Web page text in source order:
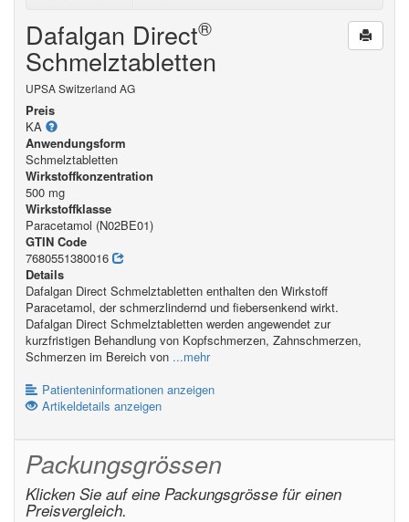
Dafalgan Direct®
Schmelztabletten
UPSA Switzerland AG
Preis
KA
Anwendungsform
Schmelztabletten
Wirkstoffkonzentration
500 mg
Wirkstoffklasse
Paracetamol (N02BE01)
GTIN Code
7680551380016
Details
Dafalgan Direct Schmelztabletten enthalten den Wirkstoff
Paracetamol, der schmerzlindernd und fiebersenkend wirkt.
Dafalgan Direct Schmelztabletten werden angewendet zur
kurzfristigen Behandlung von Kopfschmerzen, Zahnschmerzen,
Schmerzen im Bereich von ...mehr
Patienteninformationen anzeigen
Artikeldetails anzeigen
Packungsgrössen
Klicken Sie auf eine Packungsgrösse für einen
Preisvergleich.